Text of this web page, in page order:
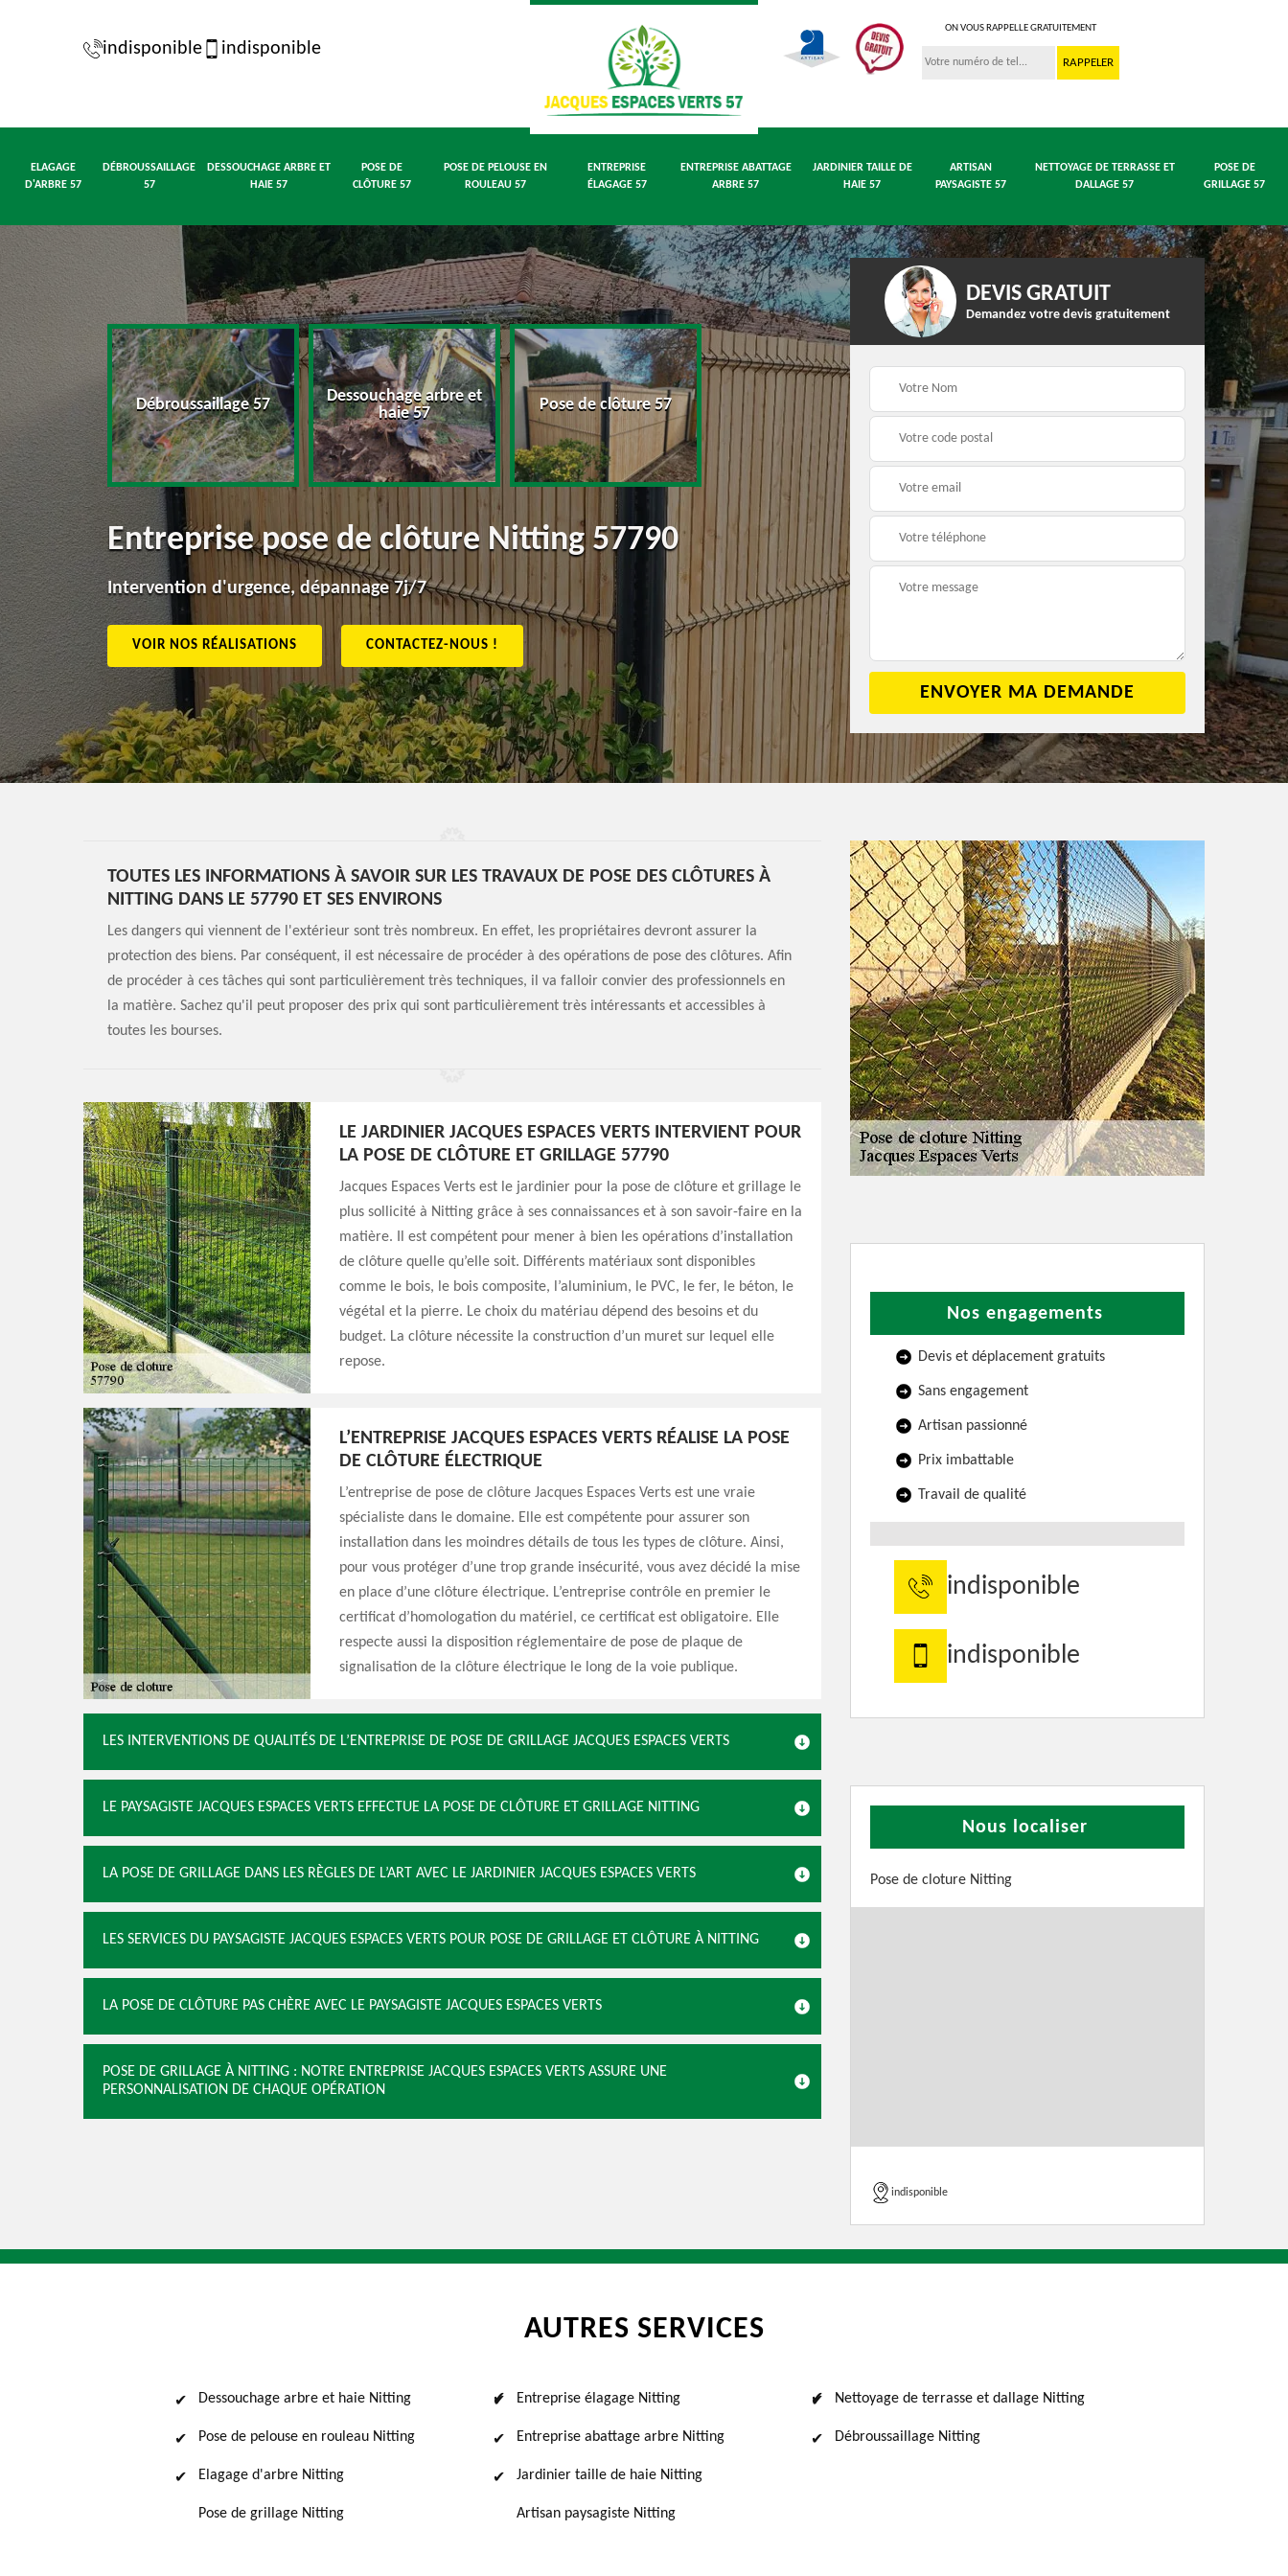
indisponible indisponible
ON VOUS RAPPELLE GRATUITEMENT
ELAGAGE
D'ARBRE 57
DÉBROUSSAILLAGE
57
DESSOUCHAGE ARBRE ET
HAIE 57
POSE DE
CLÔTURE 57
POSE DE PELOUSE EN
ROULEAU 57
ENTREPRISE
ÉLAGAGE 57
ENTREPRISE ABATTAGE
ARBRE 57
JARDINIER TAILLE DE
HAIE 57
ARTISAN
PAYSAGISTE 57
NETTOYAGE DE TERRASSE ET
DALLAGE 57
POSE DE
GRILLAGE 57
57 Débroussaillage 57
Dessouchage arbre et
haie 57
Pose de clôture 57
Pose de pelouse en
rouleau 57
Entreprise abattage
arbre 57
Entreprise pose de clôture Nitting 57790
Intervention d'urgence, dépannage 7j/7
VOIR NOS RÉALISATIONS CONTACTEZ-NOUS !
DEVIS GRATUIT
Demandez votre devis gratuitement
TOUTES LES INFORMATIONS À SAVOIR SUR LES TRAVAUX DE POSE DES CLÔTURES À
NITTING DANS LE 57790 ET SES ENVIRONS
Les dangers qui viennent de l'extérieur sont très nombreux. En effet, les propriétaires devront assurer la
protection des biens. Par conséquent, il est nécessaire de procéder à des opérations de pose des clôtures. Afin
de procéder à ces tâches qui sont particulièrement très techniques, il va falloir convier des professionnels en
la matière. Sachez qu'il peut proposer des prix qui sont particulièrement très intéressants et accessibles à
toutes les bourses.
LE JARDINIER JACQUES ESPACES VERTS INTERVIENT POUR
LA POSE DE CLÔTURE ET GRILLAGE 57790
Jacques Espaces Verts est le jardinier pour la pose de clôture et grillage le
plus sollicité à Nitting grâce à ses connaissances et à son savoir-faire en la
matière. Il est compétent pour mener à bien les opérations d’installation
de clôture quelle qu’elle soit. Différents matériaux sont disponibles
comme le bois, le bois composite, l’aluminium, le PVC, le fer, le béton, le
végétal et la pierre. Le choix du matériau dépend des besoins et du
budget. La clôture nécessite la construction d’un muret sur lequel elle
repose.
L’ENTREPRISE JACQUES ESPACES VERTS RÉALISE LA POSE
DE CLÔTURE ÉLECTRIQUE
L’entreprise de pose de clôture Jacques Espaces Verts est une vraie
spécialiste dans le domaine. Elle est compétente pour assurer son
installation dans les moindres détails de tous les types de clôture. Ainsi,
pour vous protéger d’une trop grande insécurité, vous avez décidé la mise
en place d’une clôture électrique. L’entreprise contrôle en premier le
certificat d’homologation du matériel, ce certificat est obligatoire. Elle
respecte aussi la disposition réglementaire de pose de plaque de
signalisation de la clôture électrique le long de la voie publique.
LES INTERVENTIONS DE QUALITÉS DE L’ENTREPRISE DE POSE DE GRILLAGE JACQUES ESPACES VERTS
LE PAYSAGISTE JACQUES ESPACES VERTS EFFECTUE LA POSE DE CLÔTURE ET GRILLAGE NITTING
LA POSE DE GRILLAGE DANS LES RÈGLES DE L’ART AVEC LE JARDINIER JACQUES ESPACES VERTS
LES SERVICES DU PAYSAGISTE JACQUES ESPACES VERTS POUR POSE DE GRILLAGE ET CLÔTURE À NITTING
LA POSE DE CLÔTURE PAS CHÈRE AVEC LE PAYSAGISTE JACQUES ESPACES VERTS
POSE DE GRILLAGE À NITTING : NOTRE ENTREPRISE JACQUES ESPACES VERTS ASSURE UNE
PERSONNALISATION DE CHAQUE OPÉRATION
Nos engagements
Devis et déplacement gratuits
Sans engagement
Artisan passionné
Prix imbattable
Travail de qualité
indisponible
indisponible
Nous localiser
Pose de cloture Nitting
indisponible
AUTRES SERVICES
Dessouchage arbre et haie Nitting
Pose de pelouse en rouleau Nitting
Elagage d'arbre Nitting
Pose de grillage Nitting
Entreprise élagage Nitting
Entreprise abattage arbre Nitting
Jardinier taille de haie Nitting
Artisan paysagiste Nitting
Nettoyage de terrasse et dallage Nitting
Débroussaillage Nitting